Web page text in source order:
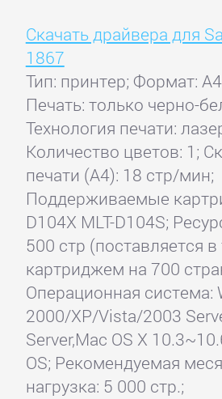
Скачать драйвера для
1867
Тип: принтер; Формат:
Печать: только черно-
Технология печати:
Количество цветов: 1;
печати (А4): 18 стр/мин;
Поддерживаемые
D104X MLT-D104S;
500 стр (поставляется в
картриджем на 700
Операционная система:
2000/XP/Vista/2003
Server,Mac OS X
OS; Рекомендуемая
нагрузка: 5 000 стр.;